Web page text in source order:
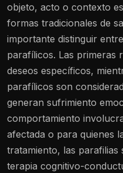
objeto, acto o contexto
formas tradicionales de
importante distinguir
parafílicos. Las primeras
deseos específicos,
parafílicos son
generan sufrimiento
comportamiento
afectada o para quienes
tratamiento, las parafilias
terapia cognitivo-